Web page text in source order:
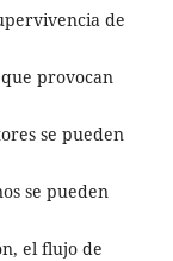
de
provocan
se pueden
se pueden
el flujo de